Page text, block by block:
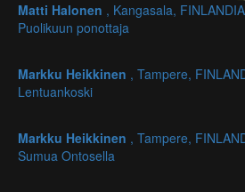
Matti Halonen , Kangasala, FINLANDIA
Puolikuun ponottaja
Markku Heikkinen , Tampere,
Lentuankoski
Markku Heikkinen , Tampere,
Sumua Ontosella